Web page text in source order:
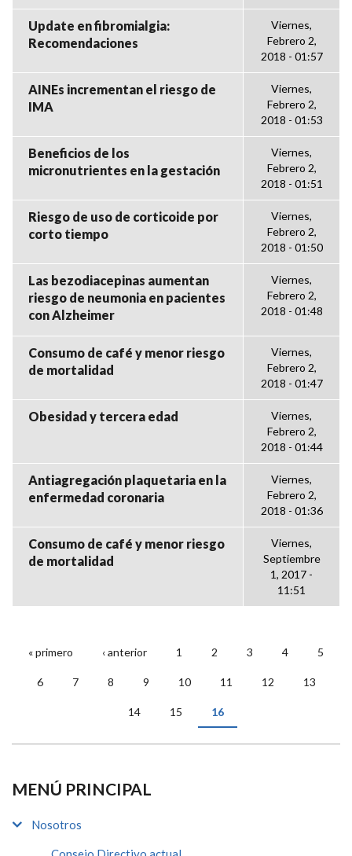
Update en fibromialgia:
Recomendaciones
Viernes,
Febrero 2,
2018 - 01:57
AINEs incrementan el riesgo de
IMA
Viernes,
Febrero 2,
2018 - 01:53
Beneficios de los
micronutrientes en la gestación
Viernes,
Febrero 2,
2018 - 01:51
Riesgo de uso de corticoide por
corto tiempo
Viernes,
Febrero 2,
2018 - 01:50
Las bezodiacepinas aumentan
riesgo de neumonia en pacientes
con Alzheimer
Viernes,
Febrero 2,
2018 - 01:48
Consumo de café y menor riesgo
de mortalidad
Viernes,
Febrero 2,
2018 - 01:47
Obesidad y tercera edad
Viernes,
Febrero 2,
2018 - 01:44
Antiagregación plaquetaria en la
enfermedad coronaria
Viernes,
Febrero 2,
2018 - 01:36
Consumo de café y menor riesgo
de mortalidad
Viernes,
Septiembre
1, 2017 -
11:51
PÁGINAS
« primero ‹ anterior 1 2 3 4 5
6 7 8 9 10 11 12 13
14 15 16
MENÚ PRINCIPAL
Nosotros